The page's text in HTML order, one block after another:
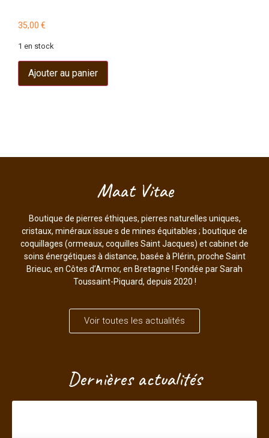
35,00 €
1 en stock
Ajouter au panier
Maat Vitae
Boutique de pierres éthiques, pierres naturelles uniques,
cristaux, minéraux issue·s de mines équitables ; boutique de
coquillages (ormeaux, coquilles Saint Jacques) et cabinet de
soins énergétiques à distance, basée à Plérin, proche Saint
Brieuc, en Côtes d’Armor, en Bretagne ! Fondée par Sarah
Toussaint-Piquard, depuis 2020 !
Voir toutes les actualités
Dernières actualités